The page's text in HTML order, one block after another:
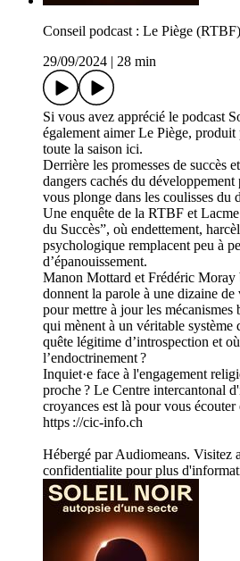
Conseil podcast : Le Piège (RTBF)
29/09/2024
28 min
Si vous avez apprécié le podcast
également aimer Le Piège,
toute la saison ici.
Derrière les promesses de succès
dangers cachés du
vous plonge dans les coulisses du
Une enquête de la RTBF et
du Succès”, où endettement,
psychologique remplacent peu à
d’épanouissement.
Manon Mottard et Frédéric Moray
donnent la parole à une dizaine de
pour mettre à jour les mécanismes
qui mènent à un véritable système
quête légitime d’introspection et
l’endoctrinement ?
Inquiet·e face à l'engagement
proche ? Le Centre intercantonal
croyances est là pour vous
https ://cic-info.ch
Hébergé par Audiomeans. Visitez
confidentialite pour plus